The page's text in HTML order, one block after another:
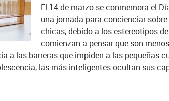
El 14 de marzo se conmemora el
una jornada para concienciar
chicas, debido a los estereotipos
comienzan a pensar que son
a las barreras que impiden a las pequeñas
las más inteligentes ocultan sus